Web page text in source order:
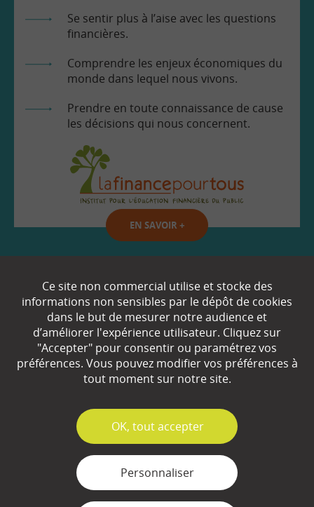
Se sentir plus à l’aise avec les questions
financières.
Comprendre les enjeux économiques du
monde dans lequel nous vivons.
Prendre en toute connaissance de cause
les décisions qui nous concernent.
EN SAVOIR +
Partenaires
Espace Presse
Plan du site
Mentions légales
Gestion des cookies
Ce site non commercial utilise et stocke des
informations non sensibles par le dépôt de cookies
dans le but de mesurer notre audience et
d’améliorer l'expérience utilisateur. Cliquez sur
"Accepter" pour consentir ou paramétrez vos
préférences. Vous pouvez modifier vos préférences à
tout moment sur notre site.
✓
OK, tout accepter
Personnaliser